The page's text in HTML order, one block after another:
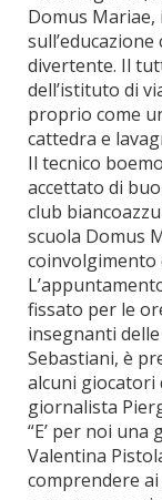
Domus
divertente. Il
dell’istituto di
proprio come
cattedra e
Il tecnico
accettato di
club
scuola Domus
coinvolgimento
fissato per le
insegnanti
Sebastiani, è
alcuni giocatori
giornalista
“E’ per noi una
Valentina
comprendere